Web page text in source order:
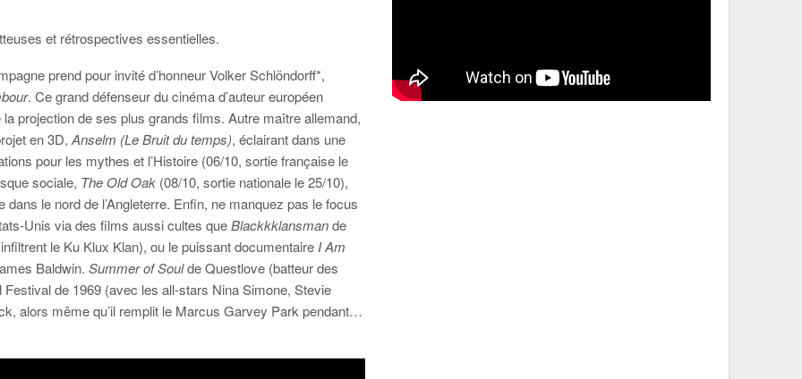
et rétrospectives essentielles.
prend pour invité d’honneur Volker Schlöndorff*,
. Ce grand défenseur du cinéma d’auteur européen
projection de ses plus grands films. Autre maître allemand,
en 3D, Anselm (Le Bruit du temps), éclairant dans une
pour les mythes et l’Histoire (06/10, sortie française le
sociale, The Old Oak (08/10, sortie nationale le 25/10),
le nord de l’Angleterre. Enfin, ne manquez pas le focus
Unis via des films aussi cultes queBlackkklansmande
le Ku Klux Klan), ou le puissant documentaire I Am
Baldwin. Summer of Soulde Questlove (batteur des
de 1969 (avec les all-stars Nina Simone, Stevie
alors même qu’il remplit le Marcus Garvey Park pendant…